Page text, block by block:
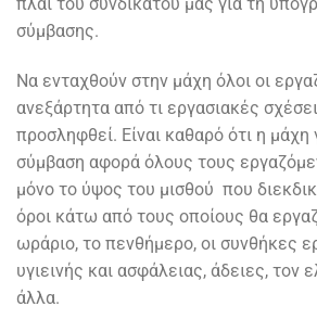
σύμβασης.
Να ενταχθούν στην μάχη όλοι οι
ανεξάρτητα από τι εργασιακές
προσληφθεί. Είναι καθαρό ότι η μάχη
σύμβαση αφορά όλους τους
μόνο το ύψος του μισθού που
όροι κάτω από τους οποίους θα
ωράριο, το πενθήμερο, οι συνθήκες
υγιεινής και ασφάλειας, άδειες, τον
άλλα.